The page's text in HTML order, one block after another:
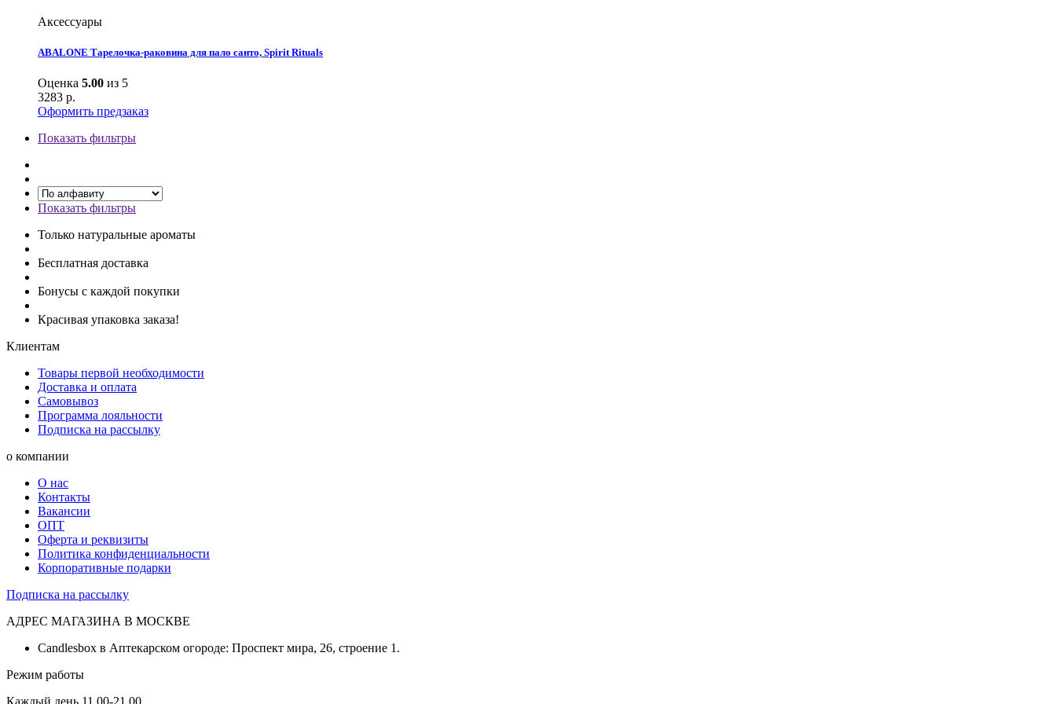
Аксессуары
ABALONE Тарелочка-раковина для пало санто, Spirit Rituals
Оценка 5.00 из 5
3283 р.
Оформить предзаказ
Показать фильтры
Показать фильтры
Только натуральные ароматы
Бесплатная доставка
Бонусы с каждой покупки
Красивая упаковка заказа!
Клиентам
Товары первой необходимости
Доставка и оплата
Самовывоз
Программа лояльности
Подписка на рассылку
о компании
О нас
Контакты
Вакансии
ОПТ
Оферта и реквизиты
Политика конфиденциальности
Корпоративные подарки
Подписка на рассылку
АДРЕС МАГАЗИНА В МОСКВЕ
Candlesbox в Аптекарском огороде: Проспект мира, 26, строение 1.
Режим работы
Каждый день 11.00-21.00